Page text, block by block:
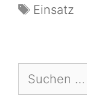
Einsatz